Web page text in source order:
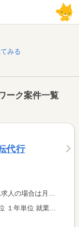
みる
ーク案件一覧
代行
合は時間額を表示しています。